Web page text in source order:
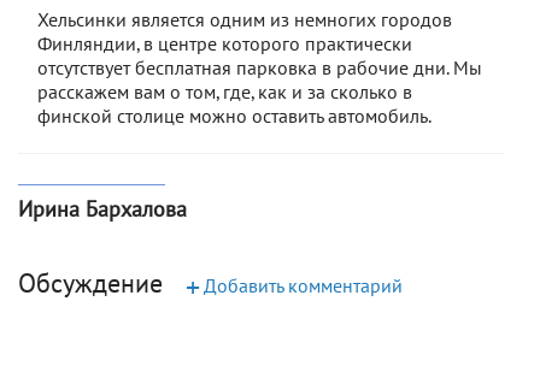
Хельсинки является одним из немногих городов
Финляндии, в центре которого практически
отсутствует бесплатная парковка в рабочие дни. Мы
расскажем вам о том, где, как и за сколько в
финской столице можно оставить автомобиль.
Ирина Бархалова
Обсуждение +Добавить комментарий